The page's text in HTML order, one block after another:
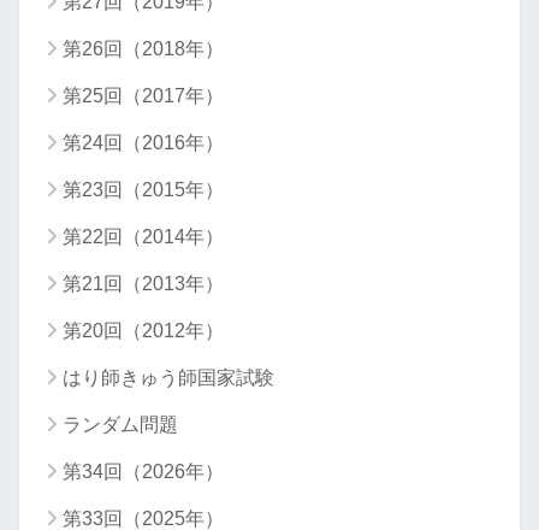
第26回（2018年）
第25回（2017年）
第24回（2016年）
第23回（2015年）
第22回（2014年）
第21回（2013年）
第20回（2012年）
はり師きゅう師国家試験
ランダム問題
第34回（2026年）
第33回（2025年）